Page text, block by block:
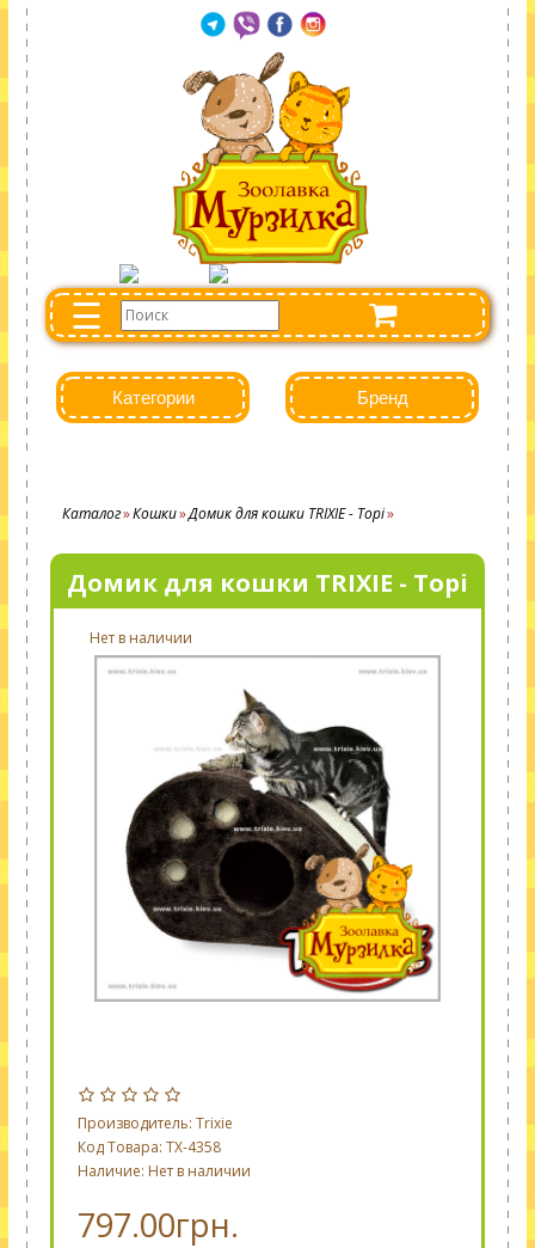
☰
Категории Бренд
Каталог Кошки Домик для кошки TRIXIE - Topi
Домик для кошки TRIXIE - Topi
Нет в наличии
Производитель: Trixie
Код Товара: TX-4358
Наличие: Нет в наличии
797.00грн.